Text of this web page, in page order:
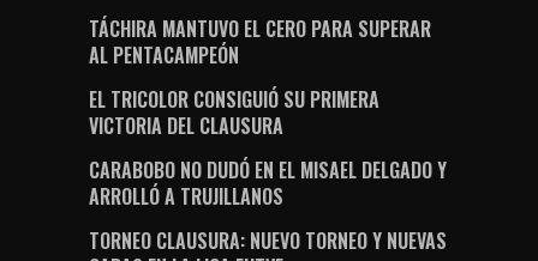
TÁCHIRA MANTUVO EL CERO PARA SUPERAR
AL PENTACAMPEÓN
EL TRICOLOR CONSIGUIÓ SU PRIMERA
VICTORIA DEL CLAUSURA
CARABOBO NO DUDÓ EN EL MISAEL DELGADO Y
ARROLLÓ A TRUJILLANOS
TORNEO CLAUSURA: NUEVO TORNEO Y NUEVAS